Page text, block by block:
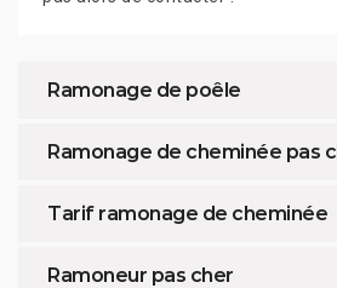
Ramonage de poêle
Ramonage de cheminée pas
Tarif ramonage de cheminée
Ramoneur pas cher